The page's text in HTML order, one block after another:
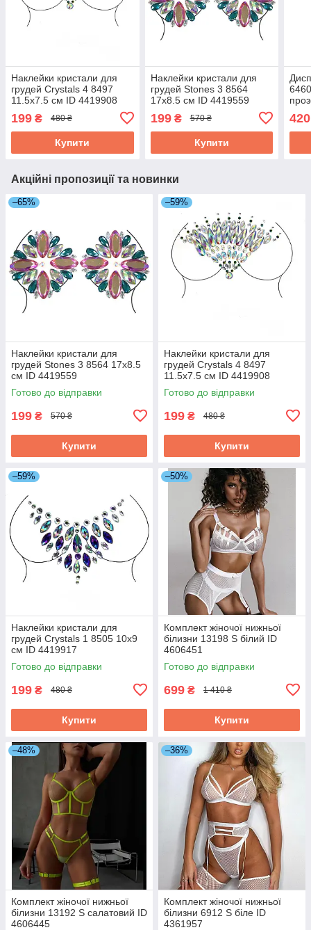
Наклейки кристали для
грудей Crystals 4 8497
11.5х7.5 см ID 4419908
199 ₴ 480 ₴
Купити
Наклейки кристали для
грудей Stones 3 8564
17х8.5 см ID 4419559
199₴ 570 ₴
Купити
420
Акційні пропозиції та новинки
–65%
Наклейки кристали для
грудей Stones 3 8564 17х8.5
см ID 4419559
Готово до відправки
199 ₴ 570 ₴
Купити
–59%
Наклейки кристали для
грудей Crystals 4 8497
11.5х7.5 см ID 4419908
Готово до відправки
199 ₴ 480 ₴
Купити
–59%
Наклейки кристали для
грудей Crystals 1 8505 10х9
см ID 4419917
Готово до відправки
199 ₴ 480 ₴
Купити
–50%
Комплект жіночої нижньої
білизни 13198 S білий ID
4606451
Готово до відправки
699 ₴ 1 410 ₴
Купити
–48%
Комплект жіночої нижньої
білизни 13192 S салатовий ID
4606445
–36%
Комплект жіночої нижньої
білизни 6912 S біле ID
4361957